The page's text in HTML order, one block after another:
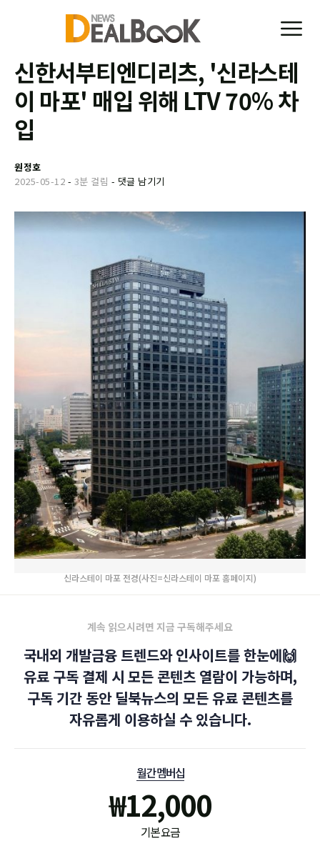
신한서부티엔디리츠, '신라스테
이 마포' 매입 위해 LTV 70% 차
입
원정호
2025-05-12 - 3분 걸림 - 댓글 남기기
신라스테이 마포 전경(사진=신라스테이 마포 홈페이지)
계속 읽으시려면 지금 구독해주세요
국내외 개발금융 트렌드와 인사이트를 한눈에🙌
유료 구독 결제 시 모든 콘텐츠 열람이 가능하며,
구독 기간 동안 딜북뉴스의 모든 유료 콘텐츠를
자유롭게 이용하실 수 있습니다.
월간 멤버십
₩12,000
기본 요금